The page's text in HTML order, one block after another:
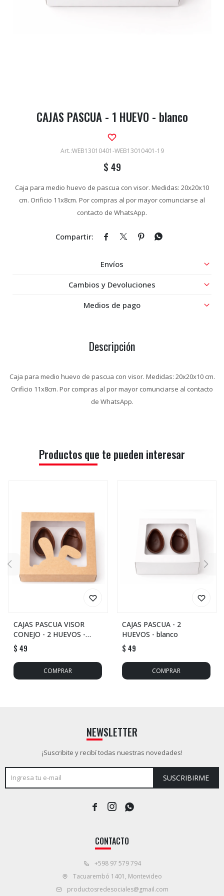
CAJAS PASCUA - 1 HUEVO - blanco
WEB13010401-WEB13010401-19
$ 49
Caja para medio huevo de pascua con visor. Medidas: 20x20x10
cm. Orificio 11x8cm. Por compras al por mayor comunciarse al
contacto de WhatsApp.
   
Envíos
Cambios y Devoluciones
Medios de pago
Descripción
Caja para medio huevo de pascua con visor. Medidas: 20x20x10 cm.
Orificio 11x8cm. Por compras al por mayor comunciarse al contacto
de WhatsApp.
Productos que te pueden interesar
CAJAS PASCUA VISOR
CONEJO - 2 HUEVOS -
marron
$ 49
CAJAS PASCUA - 2
HUEVOS - blanco
$ 49
CONTACTO
+598 97 579 794
Tacuarembó 1401, Montevideo
productosredesociales@gmail.com
NEWSLETTER
¡Suscribite y recibí todas nuestras novedades!
SUSCRIBIRME
  